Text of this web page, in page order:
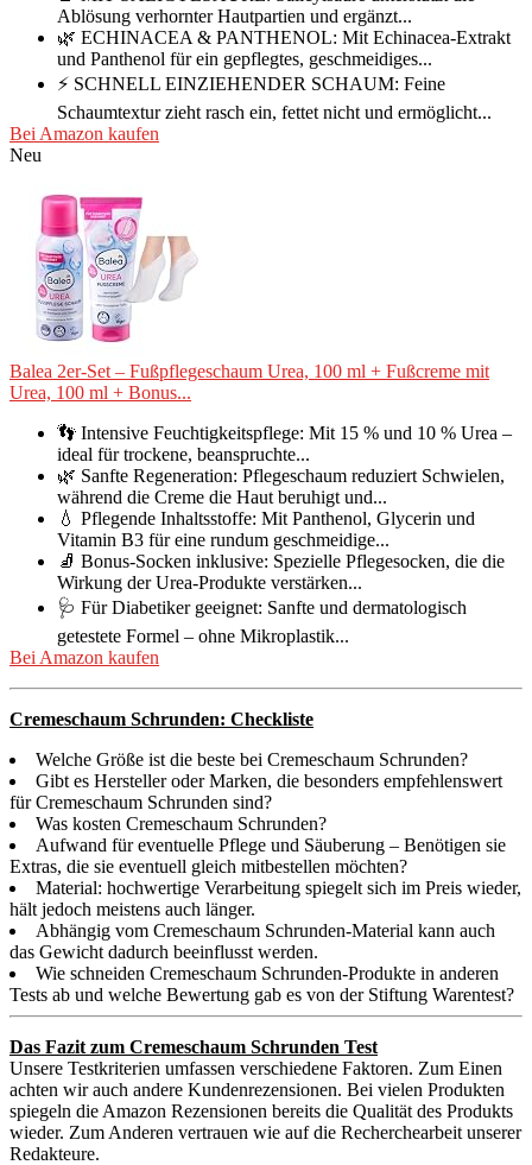
Ablösung verhornter Hautpartien und ergänzt...
🌿 ECHINACEA & PANTHENOL: Mit Echinacea-Extrakt
und Panthenol für ein gepflegtes, geschmeidiges...
⚡ SCHNELL EINZIEHENDER SCHAUM: Feine
Schaumtextur zieht rasch ein, fettet nicht und ermöglicht...
Bei Amazon kaufen
Neu
Balea 2er-Set – Fußpflegeschaum Urea, 100 ml + Fußcreme mit
Urea, 100 ml + Bonus...
👣 Intensive Feuchtigkeitspflege: Mit 15 % und 10 % Urea –
ideal für trockene, beanspruchte...
🌿 Sanfte Regeneration: Pflegeschaum reduziert Schwielen,
während die Creme die Haut beruhigt und...
💧 Pflegende Inhaltsstoffe: Mit Panthenol, Glycerin und
Vitamin B3 für eine rundum geschmeidige...
🧦 Bonus-Socken inklusive: Spezielle Pflegesocken, die die
Wirkung der Urea-Produkte verstärken...
🩺 Für Diabetiker geeignet: Sanfte und dermatologisch
getestete Formel – ohne Mikroplastik...
Bei Amazon kaufen
Cremeschaum Schrunden: Checkliste
Welche Größe ist die beste bei Cremeschaum Schrunden?
Gibt es Hersteller oder Marken, die besonders empfehlenswert
für Cremeschaum Schrunden sind?
Was kosten Cremeschaum Schrunden?
Aufwand für eventuelle Pflege und Säuberung – Benötigen sie
Extras, die sie eventuell gleich mitbestellen möchten?
Material: hochwertige Verarbeitung spiegelt sich im Preis wieder,
hält jedoch meistens auch länger.
Abhängig vom Cremeschaum Schrunden-Material kann auch
das Gewicht dadurch beeinflusst werden.
Wie schneiden Cremeschaum Schrunden-Produkte in anderen
Tests ab und welche Bewertung gab es von der Stiftung Warentest?
Das Fazit zum Cremeschaum Schrunden Test
Unsere Testkriterien umfassen verschiedene Faktoren. Zum Einen
achten wir auch andere Kundenrezensionen. Bei vielen Produkten
spiegeln die Amazon Rezensionen bereits die Qualität des Produkts
wieder. Zum Anderen vertrauen wie auf die Recherchearbeit unserer
Redakteure.